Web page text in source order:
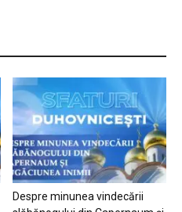
Despre minunea vindecării